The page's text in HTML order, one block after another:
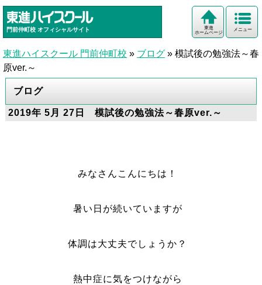
門前仲町校 オフィシャルサイト メニュー
東進
ホームページ
東進ハイスクール 門前仲町校 » ブログ » 模試後の勉強法～春
原ver.～
ブログ
2019年 5月 27日 模試後の勉強法～春原ver.～
みなさんこんにちは！
暑い日が続いていますが
体調は大丈夫でしょうか？
熱中症に気をつけながら